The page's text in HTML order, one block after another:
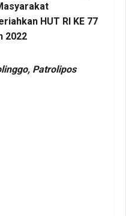
HUT RI KE 77
2022
Patrolipos